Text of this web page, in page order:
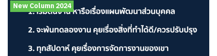
New Column 2024